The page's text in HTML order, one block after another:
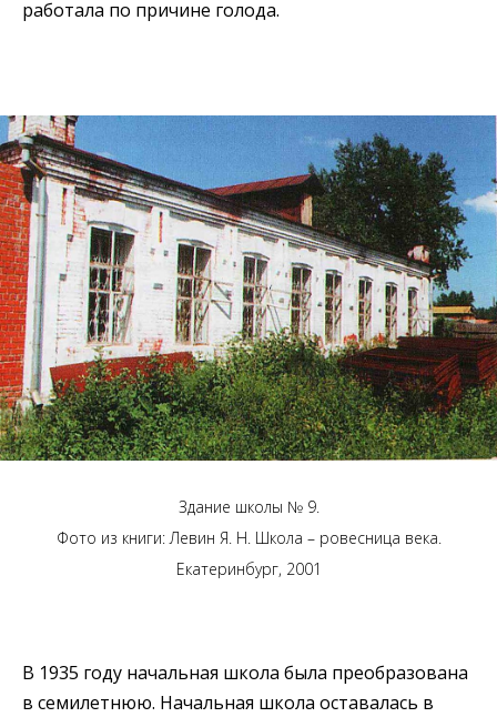
работала по причине голода.
Здание школы № 9.
Фото из книги: Левин Я. Н. Школа – ровесница века.
Екатеринбург, 2001
В 1935 году начальная школа была преобразована
в семилетнюю. Начальная школа оставалась в